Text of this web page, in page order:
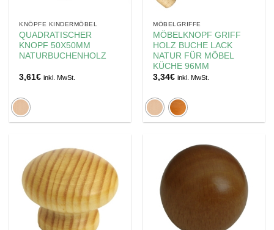
KNÖPFE KINDERMÖBEL
QUADRATISCHER
KNOPF 50X50MM
NATURBUCHENHOLZ
3,61€ inkl. MwSt.
MÖBELGRIFFE
MÖBELKNOPF GRIFF
HOLZ BUCHE LACK
NATUR FÜR MÖBEL
KÜCHE 96MM
3,34€ inkl. MwSt.